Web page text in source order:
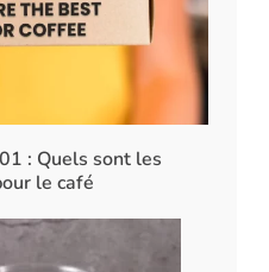
: Quels sont les
le café